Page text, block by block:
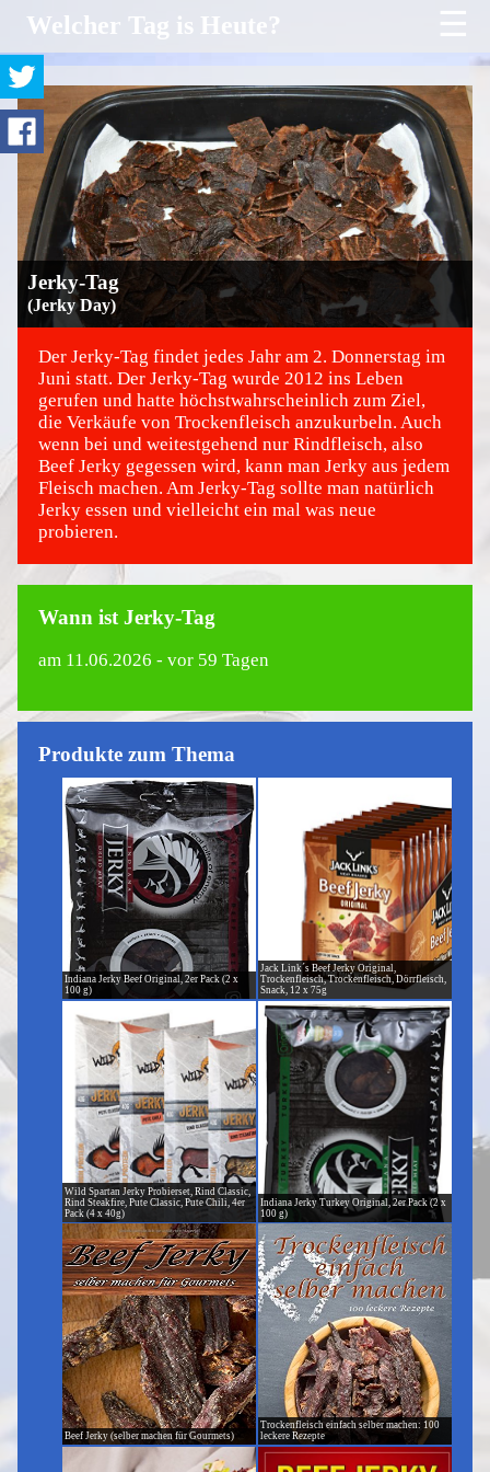
Welcher Tag is Heute? ☰
Jerky-Tag
(Jerky Day)
©
Der Jerky-Tag findet jedes Jahr am 2. Donnerstag im
Juni statt. Der Jerky-Tag wurde 2012 ins Leben
gerufen und hatte höchstwahrscheinlich zum Ziel,
die Verkäufe von Trockenfleisch anzukurbeln. Auch
wenn bei und weitestgehend nur Rindfleisch, also
Beef Jerky gegessen wird, kann man Jerky aus jedem
Fleisch machen. Am Jerky-Tag sollte man natürlich
Jerky essen und vielleicht ein mal was neue
probieren.
Wann ist Jerky-Tag
am 11.06.2026 - vor 59 Tagen
Produkte zum Thema
Indiana Jerky Beef Original, 2er Pack (2 x
100 g)
Jack Link´s Beef Jerky Original,
Trockenfleisch, Trockenfleisch, Dörrfleisch,
Snack, 12 x 75g
Wild Spartan Jerky Probierset, Rind Classic,
Rind Steakfire, Pute Classic, Pute Chili, 4er
Pack (4 x 40g)
Indiana Jerky Turkey Original, 2er Pack (2 x
100 g)
Beef Jerky (selber machen für Gourmets)
Trockenfleisch einfach selber machen: 100
leckere Rezepte